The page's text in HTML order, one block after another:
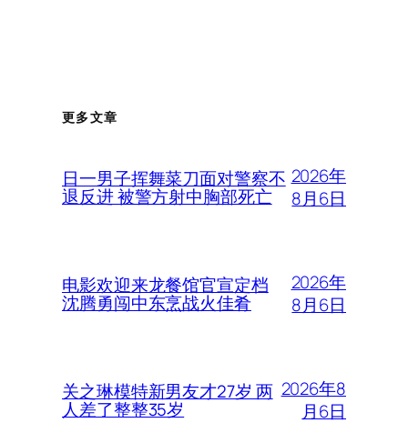
更多文章
日一男子挥舞菜刀面对警察不
退反进 被警方射中胸部死亡
2026年
8月6日
电影欢迎来龙餐馆官宣定档
沈腾勇闯中东烹战火佳肴
2026年
8月6日
关之琳模特新男友才27岁 两
人差了整整35岁
2026年8
月6日